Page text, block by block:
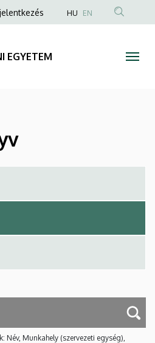
HU EN
EGYETEM
Név, Munkahely (szervezeti egység),